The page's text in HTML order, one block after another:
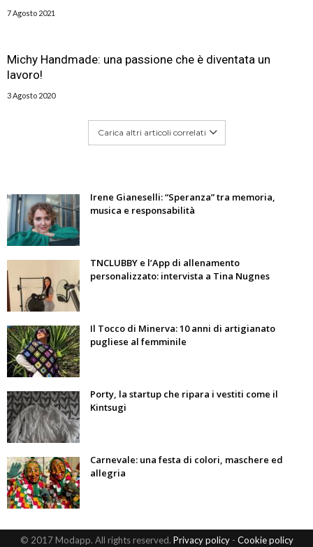
7 Agosto 2021
Michy Handmade: una passione che è diventata un
lavoro!
3 Agosto 2020
Carica altri articoli correlati
Irene Gianeselli: “Speranza” tra memoria,
musica e responsabilità
TNCLUBBY e l’App di allenamento
personalizzato: intervista a Tina Nugnes
Il Tocco di Minerva: 10 anni di artigianato
pugliese al femminile
Porty, la startup che ripara i vestiti come il
Kintsugi
Carnevale: una festa di colori, maschere ed
allegria
© 2017 Modapp. All rights reserved. Privacy policy- Cookie policy